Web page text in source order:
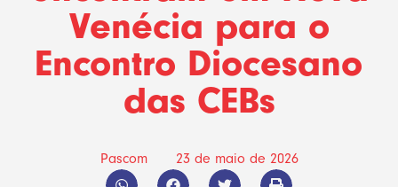
Venécia para o
Encontro Diocesano
das CEBs
Pascom 23 de maio de 2026